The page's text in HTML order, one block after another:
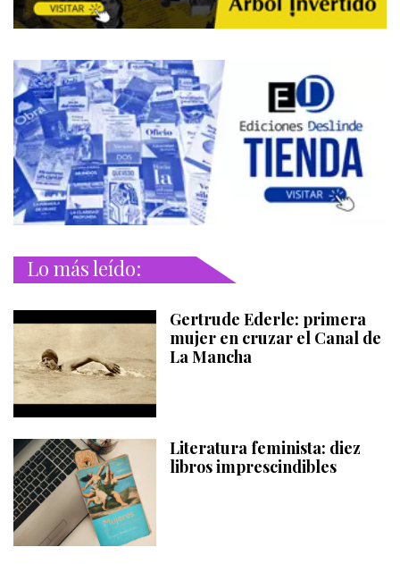
Lo más leído:
Gertrude Ederle: primera
mujer en cruzar el Canal de
La Mancha
Literatura feminista: diez
libros imprescindibles